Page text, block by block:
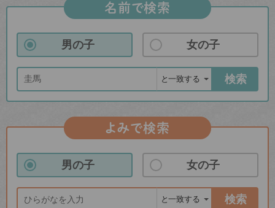
名前で検索
男の子 女の子
検索
よみで検索
男の子 女の子
検索